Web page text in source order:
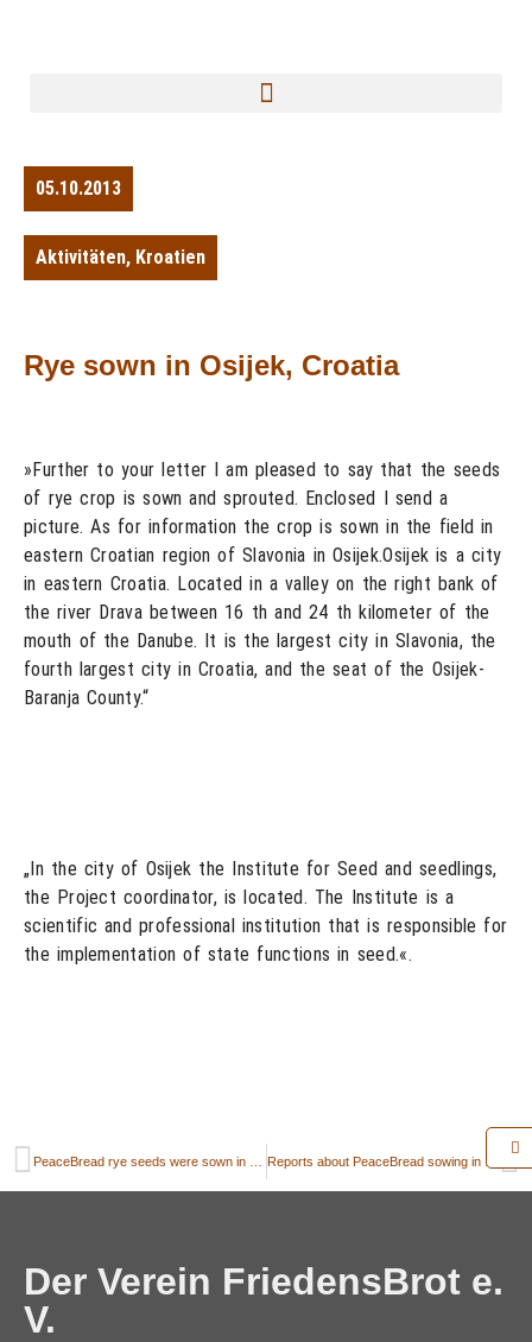
05.10.2013
Aktivitäten, Kroatien
Rye sown in Osijek, Croatia
»Further to your letter I am pleased to say that the seeds
of rye crop is sown and sprouted. Enclosed I send a
picture. As for information the crop is sown in the field in
eastern Croatian region of Slavonia in Osijek.Osijek is a city
in eastern Croatia. Located in a valley on the right bank of
the river Drava between 16 th and 24 th kilometer of the
mouth of the Danube. It is the largest city in Slavonia, the
fourth largest city in Croatia, and the seat of the Osijek-
Baranja County.“
„In the city of Osijek the Institute for Seed and seedlings,
the Project coordinator, is located. The Institute is a
scientific and professional institution that is responsible for
the implementation of state functions in seed.«.
Reports about PeaceBread sowing in Latvian media
Der Verein FriedensBrot e.
V.